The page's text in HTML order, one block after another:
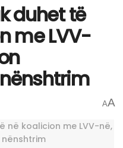
duhet të
me LVV-
AA